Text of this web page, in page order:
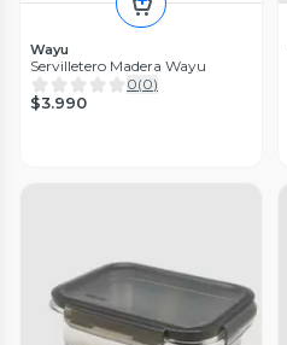
Wayu
Servilletero Madera Wayu
0(0)
$3.990